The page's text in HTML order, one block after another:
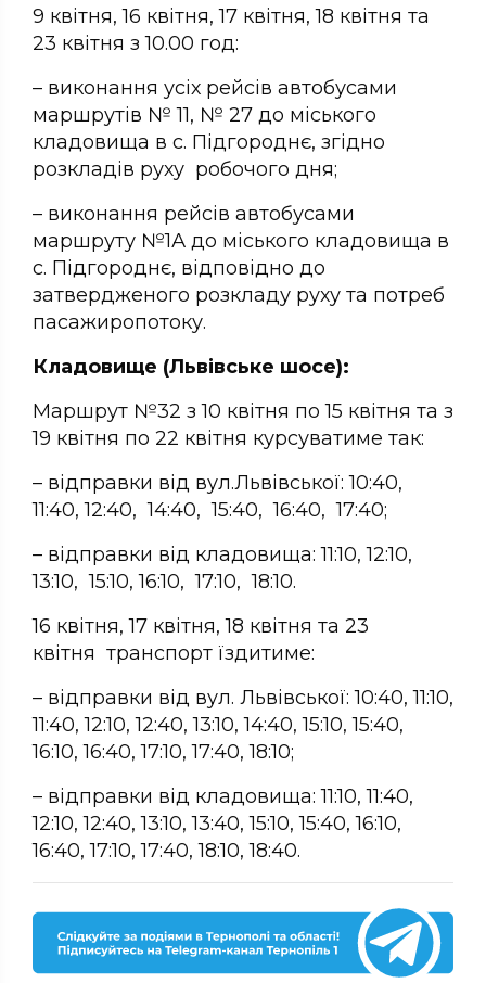
9 квітня, 16 квітня, 17 квітня, 18 квітня та
23 квітня з 10.00 год:
– виконання усіх рейсів автобусами
маршрутів № 11, № 27 до міського
кладовища в с. Підгороднє, згідно
розкладів руху робочого дня;
– виконання рейсів автобусами
маршруту №1А до міського кладовища в
с. Підгороднє, відповідно до
затвердженого розкладу руху та потреб
пасажиропотоку.
Кладовище (Львівське шосе):
Маршрут №32 з 10 квітня по 15 квітня та з
19 квітня по 22 квітня курсуватиме так:
– відправки від вул.Львівської: 10:40,
11:40, 12:40, 14:40, 15:40, 16:40, 17:40;
– відправки від кладовища: 11:10, 12:10,
13:10, 15:10, 16:10, 17:10, 18:10.
16 квітня, 17 квітня, 18 квітня та 23
квітня транспорт їздитиме:
– відправки від вул. Львівської: 10:40, 11:10,
11:40, 12:10, 12:40, 13:10, 14:40, 15:10, 15:40,
16:10, 16:40, 17:10, 17:40, 18:10;
– відправки від кладовища: 11:10, 11:40,
12:10, 12:40, 13:10, 13:40, 15:10, 15:40, 16:10,
16:40, 17:10, 17:40, 18:10, 18:40.